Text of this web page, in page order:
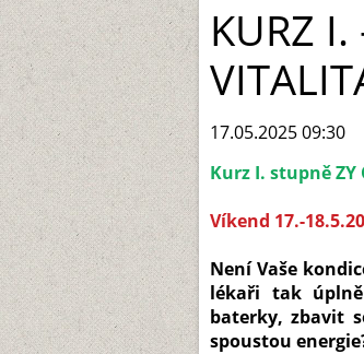
KURZ
17.05.2025 09:30
Kurz I. stupně
Víkend 17.-
Není Vaše
lékaři tak
baterky, zbavit
spoustou